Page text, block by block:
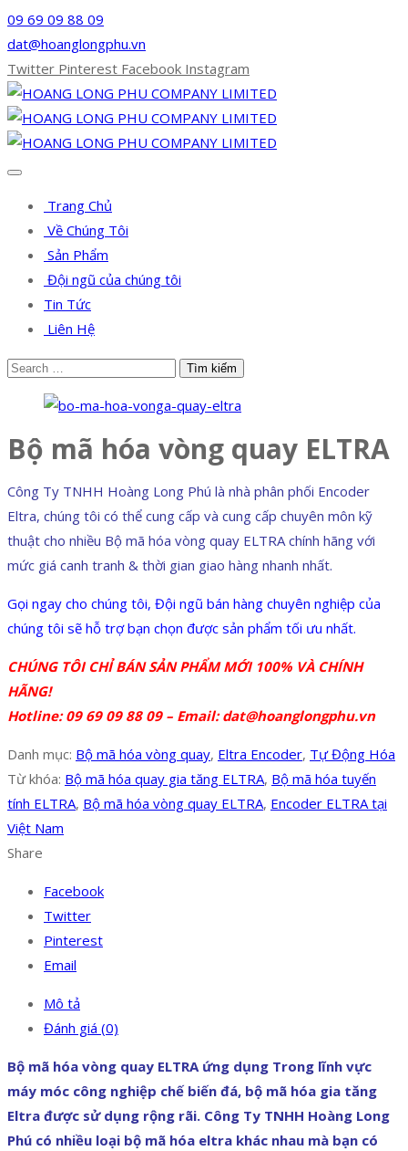
09 69 09 88 09
dat@hoanglongphu.vn
Twitter Pinterest Facebook Instagram
Trang Chủ
Về Chúng Tôi
Sản Phẩm
Đội ngũ của chúng tôi
Tin Tức
Liên Hệ
Bộ mã hóa vòng quay ELTRA
Công Ty TNHH Hoàng Long Phú là nhà phân phối Encoder
Eltra, chúng tôi có thể cung cấp và cung cấp chuyên môn kỹ
thuật cho nhiều Bộ mã hóa vòng quay ELTRA chính hãng với
mức giá canh tranh & thời gian giao hàng nhanh nhất.
Gọi ngay cho chúng tôi, Đội ngũ bán hàng chuyên nghiệp của
chúng tôi sẽ hỗ trợ bạn chọn được sản phẩm tối ưu nhất.
CHÚNG TÔI CHỈ BÁN SẢN PHẨM MỚI 100% VÀ CHÍNH
HÃNG!
Hotline: 09 69 09 88 09 – Email: dat@hoanglongphu.vn
Danh mục: Bộ mã hóa vòng quay, Eltra Encoder, Tự Động Hóa
Từ khóa: Bộ mã hóa quay gia tăng ELTRA, Bộ mã hóa tuyến
tính ELTRA, Bộ mã hóa vòng quay ELTRA, Encoder ELTRA tại
Việt Nam
Share
Facebook
Twitter
Pinterest
Email
Mô tả
Đánh giá (0)
Bộ mã hóa vòng quay ELTRA ứng dụng Trong lĩnh vực
máy móc công nghiệp chế biến đá, bộ mã hóa gia tăng
Eltra được sử dụng rộng rãi. Công Ty TNHH Hoàng Long
Phú có nhiều loại bộ mã hóa eltra khác nhau mà bạn có